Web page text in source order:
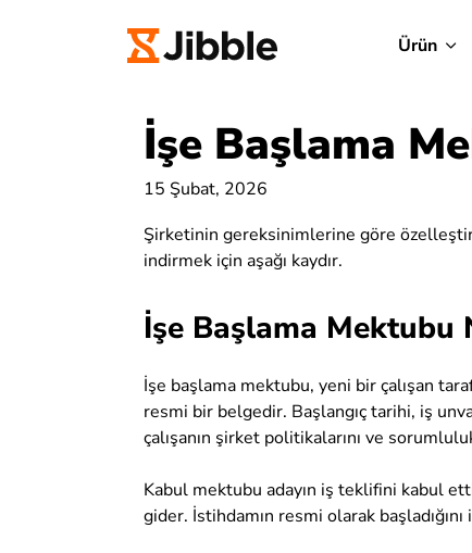
Ürün
İşe Başlama
15 Şubat, 2026
Şirketinin gereksinimlerine göre
indirmek için aşağı kaydır.
İşe Başlama Mektubu
İşe başlama mektubu, yeni bir çalışan
resmi bir belgedir. Başlangıç tarihi, iş
çalışanın şirket politikalarını ve
Kabul mektubu adayın iş teklifini kabul
gider. İstihdamın resmi olarak